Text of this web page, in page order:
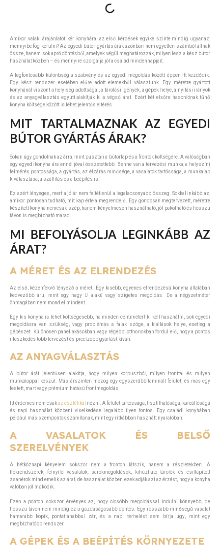
Amikor valaki árajánlatot kér konyhára, az első kérdések egyike szinte mindig ugyanaz:
mennyibe fog kerülni? Az egyedi bútor gyártás árak azonban nem egyetlen számból állnak
össze, hanem sok apró döntésből, amelyek végül meghatározzák, milyen lesz a kész bútor
használat közben – és mennyire szolgálja jól a család mindennapjait.
A legfontosabb különbség a szabvány és az egyedi megoldás között éppen itt kezdődik.
Egy kész rendszer esetében előre adott elemekből választunk. Egy méretre gyártott
konyhánál viszont a helyiség adottságai, a tárolási igények, a gépek helye, a nyitási irányok
és az anyagválasztás együtt alakítják ki a végső árat. Ezért két elsőre hasonlónak tűnő
konyha költsége között is lehet jelentős eltérés.
MIT TARTALMAZNAK AZ EGYEDI
BÚTOR GYÁRTÁS ÁRAK?
Sokan úgy gondolnak az árra, mint pusztán a bútorlap és a frontok költségére. A valóságban
egy egyedi konyha ára ennél jóval összetettebb. Benne van a tervezési munka, a helyszíni
felmérés pontossága, a gyártás, az élzárás minősége, a vasalatok tartóssága, a munkalap
kiválasztása, a szállítás és a beépítés is.
Ez azért lényeges, mert a jó ár nem feltétlenül a legalacsonyabb összeg. Sokkal inkább az,
amikor pontosan tudható, mit kap érte a megrendelő. Egy gondosan megtervezett, méretre
készített konyha nemcsak szép, hanem kényelmesen használható, jól pakolható és hosszú
távon is megbízható marad.
MI BEFOLYÁSOLJA LEGINKÁBB AZ
ÁRAT?
A MÉRET ÉS AZ ELRENDEZÉS
Az első, kézenfekvő tényező a méret. Egy kisebb, egyenes elrendezésű konyha általában
kedvezőbb árú, mint egy nagy U alakú vagy szigetes megoldás. De a négyzetméter
önmagában nem mond el mindent.
Egy kis konyha is lehet költségesebb, ha minden centimétert ki kell használni, sok egyedi
megoldásra van szükség, vagy problémás a falak szöge, a kiállások helye, esetleg a
gépészet. Különösen panellakásokban vagy régebbi otthonokban fordul elő, hogy a pontos
illeszkedés több tervezést és precízebb gyártást kíván.
AZ ANYAGVÁLASZTÁS
A bútor árát jelentősen alakítja, hogy milyen korpuszból, milyen fronttal és milyen
munkalappal készül. Más árszinten mozog egy egyszerűbb laminált felület, és más egy
festett, mart vagy prémium hatású frontmegoldás.
Itt érdemes nem csakaz esztétikát nézni. A felület tartóssága, tisztíthatósága, karcállósága
és napi használat közbeni viselkedése legalább ilyen fontos. Egy családi konyhában
például más szempontok számítanak, mint egy ritkábban használt nyaralóban.
A VASALATOK ÉS BELSŐ
SZERELVÉNYEK
A hétköznapi kényelem sokszor nem a fronton látszik, hanem a részletekben. A
fiókrendszerek, felnyíló vasalatok, sarokmegoldások, kihúzható tárolók és csillapított
zsanérok mind emelik az árat, de használat közben ezek adják azt az érzést, hogy a konyha
valóban jól működik.
Ezen a ponton sokszor érvényes az, hogy olcsóbb megoldással indulni könnyebb, de
hosszú távon nem mindig ez a gazdaságosabb döntés. Egy rosszabb minőségű vasalat
hamarabb kopik, pontatlanabbul zár, és a napi terhelést sem bírja úgy, mint egy
megbízhatóbb rendszer.
A GÉPEK ÉS A BEÉPÍTÉS KÖRNYEZETE